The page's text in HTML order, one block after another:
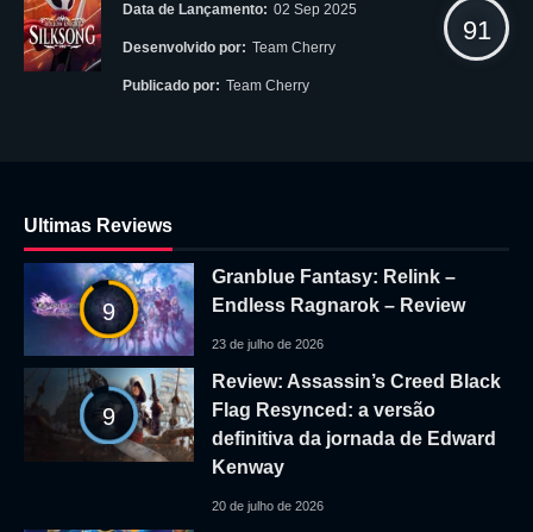
Data de Lançamento: 02 Sep 2025
Desenvolvido por: Team Cherry
Publicado por: Team Cherry
91
Ultimas Reviews
9
Granblue Fantasy: Relink –
Endless Ragnarok – Review
23 de julho de 2026
9
Review: Assassin’s Creed Black
Flag Resynced: a versão
definitiva da jornada de Edward
Kenway
20 de julho de 2026